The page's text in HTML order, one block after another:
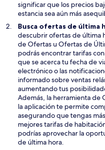
significar que los precios
estancia sea aún más
Busca ofertas de última
descubrir ofertas de última
de Ofertas u Ofertas de
podrás encontrar tarifas
que se acerca tu fecha de
electrónico o las
informado sobre ventas
aumentando tus
Además, la herramienta de
la aplicación te permite
asegurando que tengas
mejores tarifas de
podrías aprovechar la
de última hora.